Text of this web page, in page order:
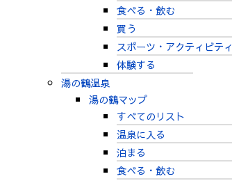
食べる・飲む
買う
スポーツ・アクティビティ
体験する
湯の鶴温泉
湯の鶴マップ
すべてのリスト
温泉に入る
泊まる
食べる・飲む